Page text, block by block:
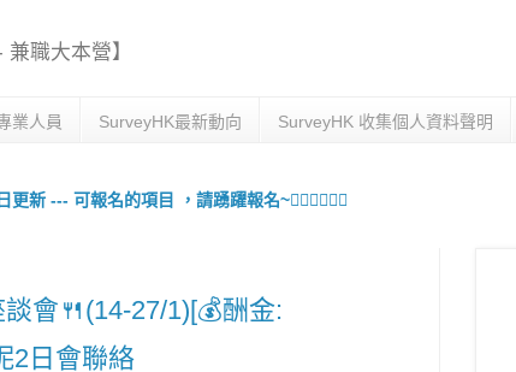
職大本營】
業人員 SurveyHK最新動向 SurveyHK 收集個人資料聲明
新 --- 可報名的項目 ，請踴躍報名~🙋🏻‍♀️💇🏻‍♀️
會🍴(14-27/1)[💰酬金:
2日會聯絡